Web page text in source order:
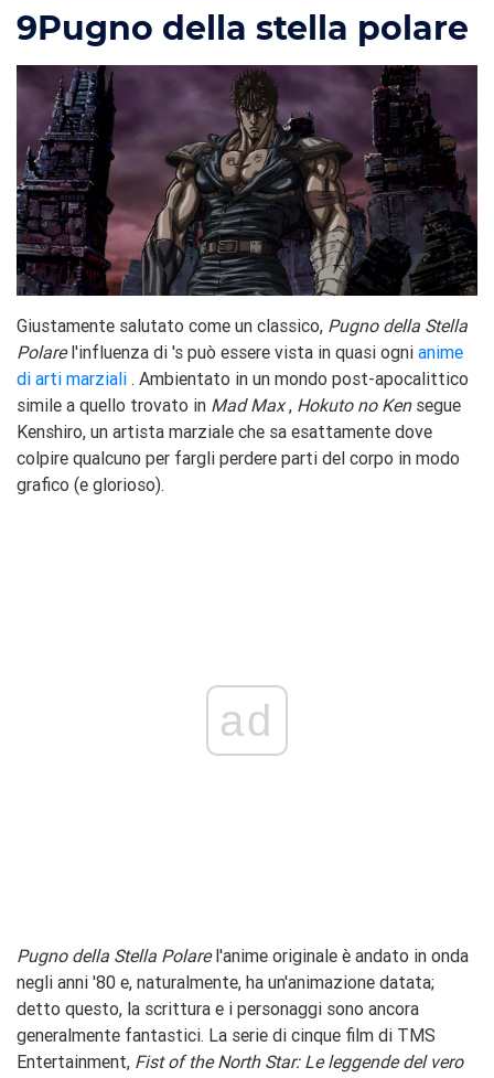
9Pugno della stella polare
Giustamente salutato come un classico, Pugno della Stella
Polarel'influenza di 's può essere vista in quasi ogni anime
di arti marziali . Ambientato in un mondo post-apocalittico
simile a quello trovato in Mad Max, Hokuto no Kensegue
Kenshiro, un artista marziale che sa esattamente dove
colpire qualcuno per fargli perdere parti del corpo in modo
grafico (e glorioso).
ad
Pugno della Stella Polarel'anime originale è andato in onda
negli anni '80 e, naturalmente, ha un'animazione datata;
detto questo, la scrittura e i personaggi sono ancora
generalmente fantastici. La serie di cinque film di TMS
Entertainment, Fist of the North Star: Le leggende del vero